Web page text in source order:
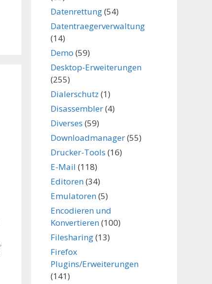
,
Datenrettung(54)
Datentraegerverwaltung
(14)
Demo (59)
Desktop-Erweiterungen
(255)
Dialerschutz (1)
Disassembler(4)
Diverses (59)
Downloadmanager(55)
Drucker-Tools (16)
E-Mail (118)
Editoren(34)
Emulatoren(5)
Encodieren und
Konvertieren(100)
Filesharing(13)
Firefox
Plugins/Erweiterungen
(141)